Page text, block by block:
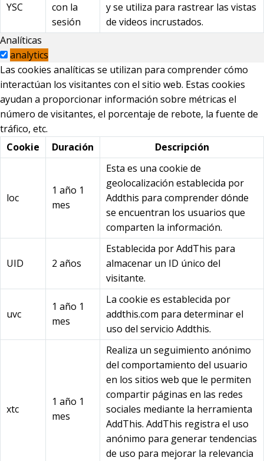
YSC
con la
sesión
y se utiliza para rastrear las vistas
de videos incrustados.
Analíticas
analytics
Las cookies analíticas se utilizan para comprender cómo
interactúan los visitantes con el sitio web. Estas cookies
ayudan a proporcionar información sobre métricas el
número de visitantes, el porcentaje de rebote, la fuente de
tráfico, etc.
Cookie
Duración Descripción
loc
1 año 1
mes
Esta es una cookie de
geolocalización establecida por
Addthis para comprender dónde
se encuentran los usuarios que
comparten la información.
UID 2 años
Establecida por AddThis para
almacenar un ID único del
visitante.
uvc
1 año 1
mes
La cookie es establecida por
addthis.com para determinar el
uso del servicio Addthis.
xtc
1 año 1
mes
Realiza un seguimiento anónimo
del comportamiento del usuario
en los sitios web que le permiten
compartir páginas en las redes
sociales mediante la herramienta
AddThis. AddThis registra el uso
anónimo para generar tendencias
de uso para mejorar la relevancia